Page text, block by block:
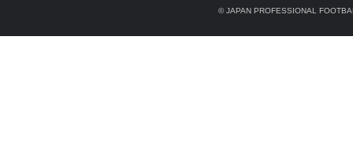
© JAPAN PROFESSIONAL